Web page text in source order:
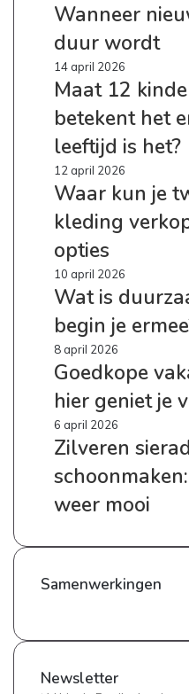
zo
je
het
aan
nieuwsgierigheid
wordt
Wanneer
duur wordt
Maat
12
wat
betekent
en
voor
welke
leeftijd
is
het?
14 april 2026
Maat 12
betekent het
leeftijd is het?
Waar
kun
tweedehands
kleding
verkopen?
Dit
zijn
je
opties
12 april 2026
Waar kun je
kleding
opties
Wat
is
leven
en
hoe
je
ermee?
10 april 2026
Wat is
begin je
Goedkope
vakantielanden:
geniet
je
veel
weinig
8 april 2026
Goedkope
hier geniet je
Zilveren
sieraden
zo
krijg
6 april 2026
Zilveren
weer mooi
Samenwerkingen
Newsletter